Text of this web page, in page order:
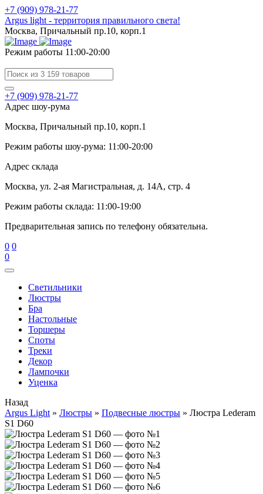
+7 (909) 978-21-77
Argus light - территория правильного света!
Москва, Причальный пр.10, корп.1
Режим работы 11:00-20:00
+7 (909) 978-21-77
Адрес шоу-рума
Москва, Причальный пр.10, корп.1
Режим работы шоу-рума: 11:00-20:00
Адрес склада
Москва, ул. 2-ая Магистральная, д. 14А, стр. 4
Режим работы склада: 11:00-19:00
Предварительная запись по телефону обязательна.
0 0
0
Cветильники
Люстры
Бра
Настольные
Торшеры
Споты
Треки
Декор
Лампочки
Уценка
Назад
Argus Light » Люстры » Подвесные люстры » Люстра Lederam
S1 D60